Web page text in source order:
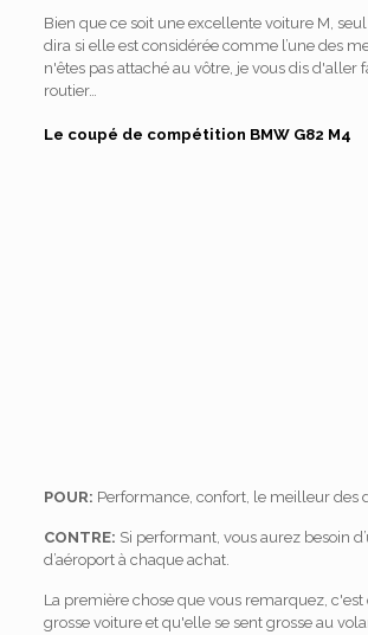
Bien que ce soit une excellente voiture M,
dira si elle est considérée comme l’une des
n'êtes pas attaché au vôtre, je vous dis d'aller
routier…
Le coupé de compétition BMW G82 M4
POUR: Performance, confort, le meilleur des
CONTRE: Si performant, vous aurez besoin
d’aéroport à chaque achat.
La première chose que vous remarquez,
grosse voiture et qu'elle se sent grosse au